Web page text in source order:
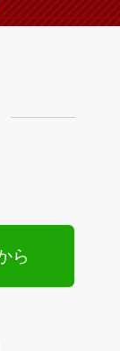
ら